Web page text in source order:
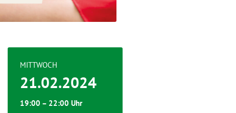
MITTWOCH
21.02.2024
19:00 – 22:00 Uhr